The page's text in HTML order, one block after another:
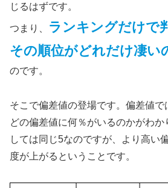
じるはずです。
つまり、
ランキングだけで
その順位がどれだけ凄い
のです。
そこで偏差値の登場です。偏差値で
どの偏差値に何％がいるのかがわか
しては同じ5なのですが、より高い
度が上がるということです。